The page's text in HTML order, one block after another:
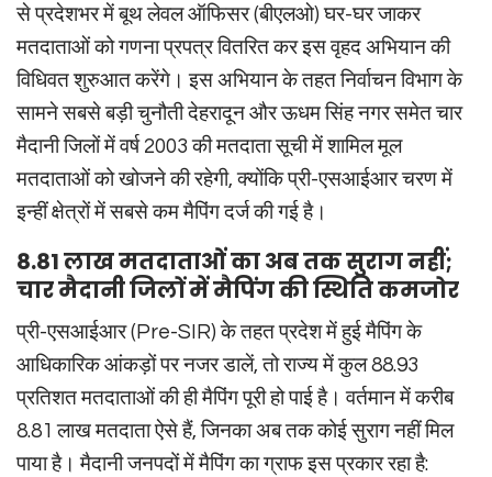
से प्रदेशभर में बूथ लेवल ऑफिसर (बीएलओ) घर-घर जाकर
मतदाताओं को गणना प्रपत्र वितरित कर इस वृहद अभियान की
विधिवत शुरुआत करेंगे। इस अभियान के तहत निर्वाचन विभाग के
सामने सबसे बड़ी चुनौती देहरादून और ऊधम सिंह नगर समेत चार
मैदानी जिलों में वर्ष 2003 की मतदाता सूची में शामिल मूल
मतदाताओं को खोजने की रहेगी, क्योंकि प्री-एसआईआर चरण में
इन्हीं क्षेत्रों में सबसे कम मैपिंग दर्ज की गई है।
8.81 लाख मतदाताओं का अब तक सुराग नहीं;
चार मैदानी जिलों में मैपिंग की स्थिति कमजोर
प्री-एसआईआर (Pre-SIR) के तहत प्रदेश में हुई मैपिंग के
आधिकारिक आंकड़ों पर नजर डालें, तो राज्य में कुल 88.93
प्रतिशत मतदाताओं की ही मैपिंग पूरी हो पाई है। वर्तमान में करीब
8.81 लाख मतदाता ऐसे हैं, जिनका अब तक कोई सुराग नहीं मिल
पाया है। मैदानी जनपदों में मैपिंग का ग्राफ इस प्रकार रहा है: